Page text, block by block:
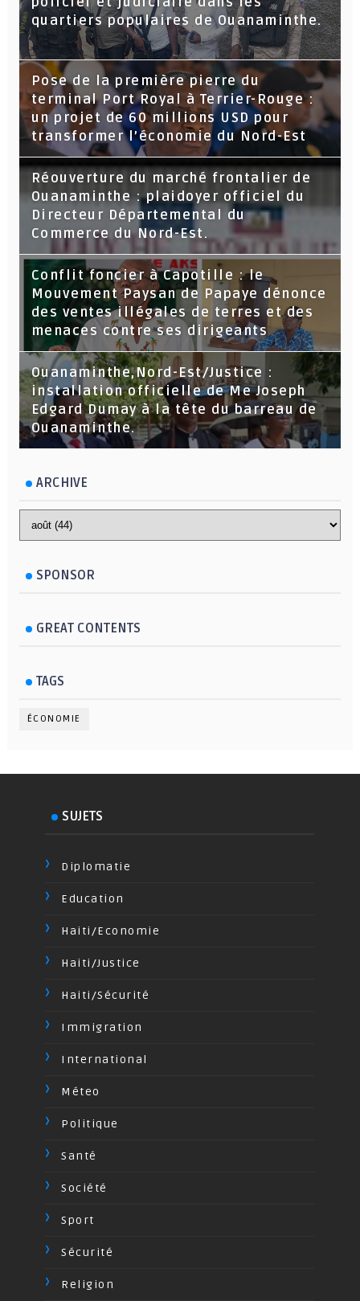
quartiers populaires de Ouanaminthe.
Pose de la première pierre du
terminal Port Royal à Terrier-Rouge :
un projet de 60 millions USD pour
transformer l’économie du Nord-Est
Réouverture du marché frontalier de
Ouanaminthe : plaidoyer officiel du
Directeur Départemental du
Commerce du Nord-Est.
Conflit foncier à Capotille : le
Mouvement Paysan de Papaye dénonce
des ventes illégales de terres et des
menaces contre ses dirigeants
Ouanaminthe,Nord-Est/Justice :
installation officielle de Me Joseph
Edgard Dumay à la tête du barreau de
Ouanaminthe.
ARCHIVE
SPONSOR
GREAT CONTENTS
TAGS
ÉCONOMIE
SUJETS
Diplomatie
Education
Haiti/Economie
Haiti/Justice
Haiti/Sécurité
Immigration
International
Méteo
Politique
Santé
Société
Sport
Sécurité
Religion